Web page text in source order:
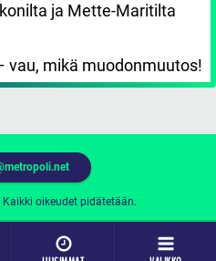
ja Mette-Maritilta
vau, mikä muodonmuutos!
oikeudet pidätetään.